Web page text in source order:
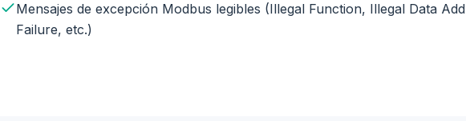
Mensajes de excepción Modbus legibles (Illegal Function, Illegal Data
Failure, etc.)